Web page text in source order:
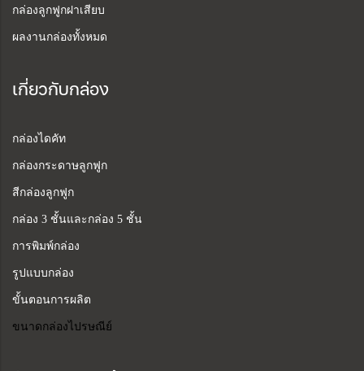
กล่องลูกฟูกฝาเสียบ
ผลงานกล่องทั้งหมด
เกี่ยวกับกล่อง
กล่องไดคัท
กล่องกระดาษลูกฟูก
สีกล่องลูกฟูก
กล่อง 3 ชั้นและกล่อง 5 ชั้น
การพิมพ์กล่อง
รูปแบบกล่อง
ขั้นตอนการผลิต
ขนาดกล่องไปรษณีย์